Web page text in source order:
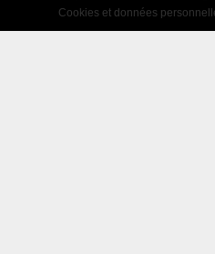
Cookies et données